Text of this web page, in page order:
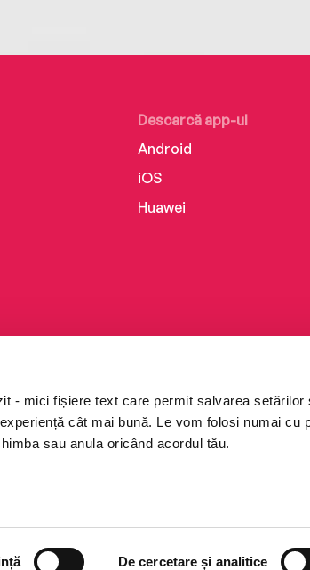
- mici fișiere text care permit salvarea setărilor
cât mai bună. Le vom folosi numai cu
sau anula oricând acordul tău.
De cercetare și analitice
Descarcă app-ul
Android
iOS
Huawei
rezervate.